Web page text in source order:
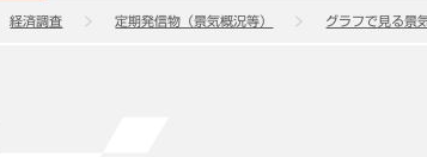
経済調査 定期発信物（景気概況等） グラフで見る景